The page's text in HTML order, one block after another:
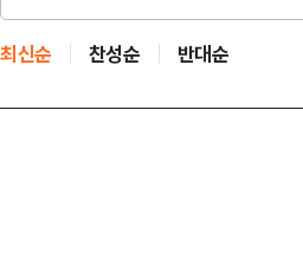
최신순 찬성순 반대순